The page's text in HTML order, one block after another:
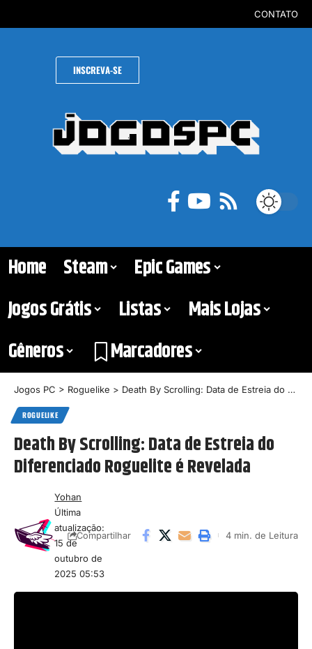
CONTATO
INSCREVA-SE
Home Steam
Epic Games
Jogos Grátis
Listas
Mais Lojas
Gêneros
Marcadores
Jogos PC > Roguelike > Death By Scrolling: Data de Estreia do Diferenciado Roguelite é Revelada
ROGUELIKE
Death By Scrolling: Data de Estreia do
Diferenciado Roguelite é Revelada
Última
atualização:
15 de
outubro de
2025 05:53
Yohan
Compartilhar 4 min. de Leitura